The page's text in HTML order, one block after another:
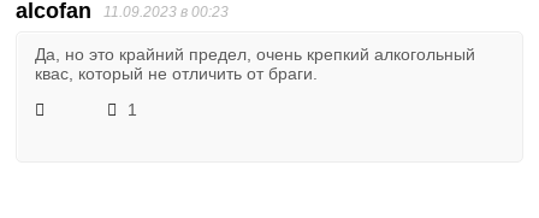
alcofan 11.09.2023 в 00:23
Да, но это крайний предел, очень крепкий алкогольный
квас, который не отличить от браги.
1